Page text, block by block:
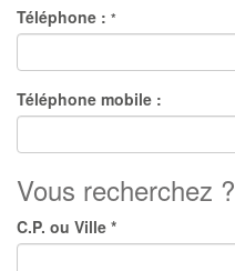
Téléphone : *
Téléphone mobile :
Vous recherchez ?
C.P. ou Ville *